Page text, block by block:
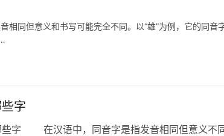
但意义和书写可能完全不同。以“雄”为例，它的同音
字
字 在汉语中，同音字是指发音相同但意义不